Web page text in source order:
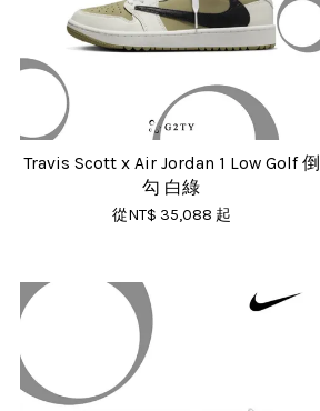
Travis Scott x Air Jordan 1 Low Golf 倒
勾 白綠
從NT$ 35,088 起